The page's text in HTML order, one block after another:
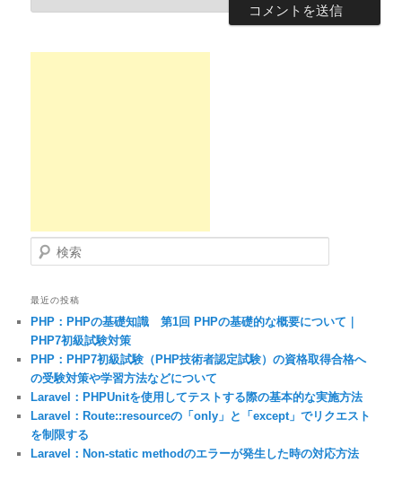
検索
最近の投稿
PHP：PHPの基礎知識 第1回 PHPの基礎的な概要について｜
PHP7初級試験対策
PHP：PHP7初級試験（PHP技術者認定試験）の資格取得合格へ
の受験対策や学習方法などについて
Laravel：PHPUnitを使用してテストする際の基本的な実施方法
Laravel：Route::resourceの「only」と「except」でリクエスト
を制限する
Laravel：Non-static methodのエラーが発生した時の対応方法